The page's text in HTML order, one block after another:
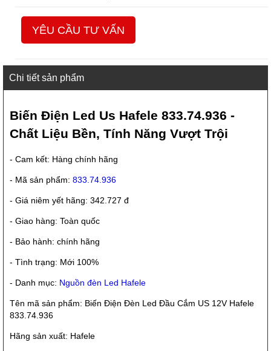
YÊU CẦU TƯ VẤN
Chi tiết sản phẩm
Biến Điện Led Us Hafele 833.74.936 -
Chất Liệu Bền, Tính Năng Vượt Trội
- Cam kết: Hàng chính hãng
- Mã sản phẩm: 833.74.936
- Giá niêm yết hãng: 342.727 đ
- Giao hàng: Toàn quốc
- Bảo hành: chính hãng
- Tình trạng: Mới 100%
- Danh mục: Nguồn đèn Led Hafele
Tên mã sản phẩm: Biến Điện Đèn Led Đầu Cắm US 12V Hafele
833.74.936
Hãng sản xuất: Hafele